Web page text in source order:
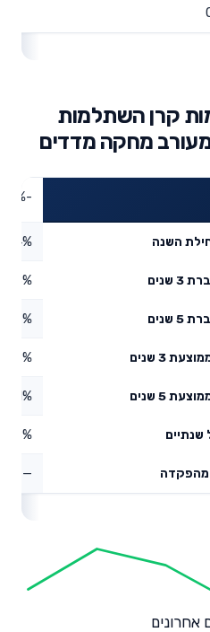
קרן השתלמות
מחקה מדדים
-0.88%
השנה
שנים
שנים
3 שנים
5 שנים 1.81%
שנתיים
מהפקדה —